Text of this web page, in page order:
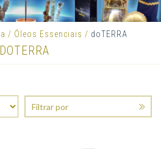
/ Óleos Essenciais / doTERRA
DOTERRA
Filtrar por